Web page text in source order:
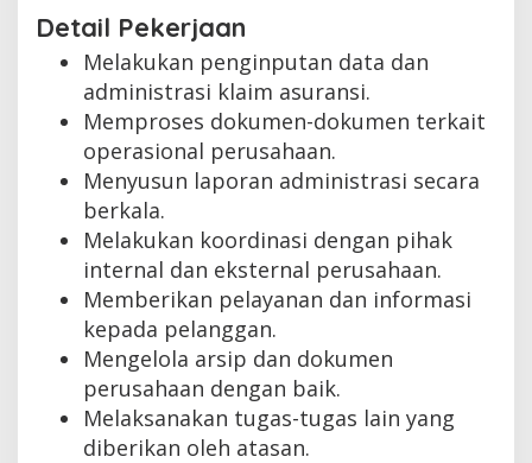
Detail Pekerjaan
Melakukan penginputan data dan
administrasi klaim asuransi.
Memproses dokumen-dokumen terkait
operasional perusahaan.
Menyusun laporan administrasi secara
berkala.
Melakukan koordinasi dengan pihak
internal dan eksternal perusahaan.
Memberikan pelayanan dan informasi
kepada pelanggan.
Mengelola arsip dan dokumen
perusahaan dengan baik.
Melaksanakan tugas-tugas lain yang
diberikan oleh atasan.